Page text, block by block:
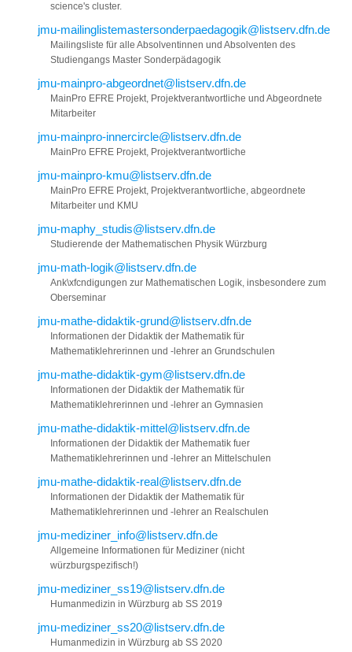
science's cluster.
jmu-mailinglistemastersonderpaedagogik@listserv.dfn.de
Mailingsliste für alle Absolventinnen und Absolventen des
Studiengangs Master Sonderpädagogik
jmu-mainpro-abgeordnet@listserv.dfn.de
MainPro EFRE Projekt, Projektverantwortliche und Abgeordnete
Mitarbeiter
jmu-mainpro-innercircle@listserv.dfn.de
MainPro EFRE Projekt, Projektverantwortliche
jmu-mainpro-kmu@listserv.dfn.de
MainPro EFRE Projekt, Projektverantwortliche, abgeordnete
Mitarbeiter und KMU
jmu-maphy_studis@listserv.dfn.de
Studierende der Mathematischen Physik Würzburg
jmu-math-logik@listserv.dfn.de
Ank\xfcndigungen zur Mathematischen Logik, insbesondere zum
Oberseminar
jmu-mathe-didaktik-grund@listserv.dfn.de
Informationen der Didaktik der Mathematik für
Mathematiklehrerinnen und -lehrer an Grundschulen
jmu-mathe-didaktik-gym@listserv.dfn.de
Informationen der Didaktik der Mathematik für
Mathematiklehrerinnen und -lehrer an Gymnasien
jmu-mathe-didaktik-mittel@listserv.dfn.de
Informationen der Didaktik der Mathematik fuer
Mathematiklehrerinnen und -lehrer an Mittelschulen
jmu-mathe-didaktik-real@listserv.dfn.de
Informationen der Didaktik der Mathematik für
Mathematiklehrerinnen und -lehrer an Realschulen
jmu-mediziner_info@listserv.dfn.de
Allgemeine Informationen für Mediziner (nicht
würzburgspezifisch!)
jmu-mediziner_ss19@listserv.dfn.de
Humanmedizin in Würzburg ab SS 2019
jmu-mediziner_ss20@listserv.dfn.de
Humanmedizin in Würzburg ab SS 2020